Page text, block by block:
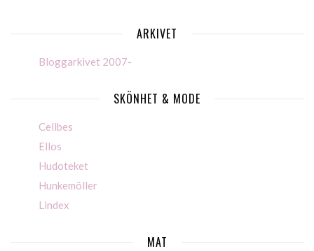
ARKIVET
Bloggarkivet 2007-
SKÖNHET & MODE
Cellbes
Ellos
Hudoteket
Hunkemöller
Lindex
MAT